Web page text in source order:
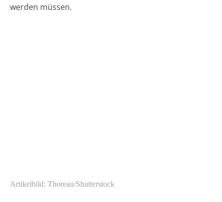
werden müssen.
Artikelbild: Thoreau/Shutterstock